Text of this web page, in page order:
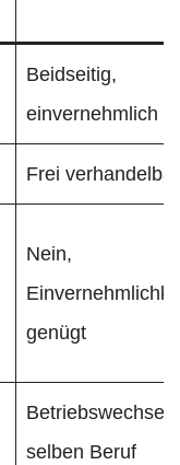
Beidseitig,
einvernehmlich
Frei verhandelbar
Nein,
genügt
Betriebswechsel
selben Beruf